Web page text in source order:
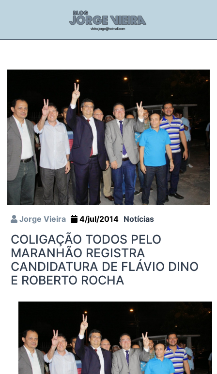
Jorge Vieira 4/jul/2014 Notícias
COLIGAÇÃO TODOS PELO
MARANHÃO REGISTRA
CANDIDATURA DE FLÁVIO DINO
E ROBERTO ROCHA